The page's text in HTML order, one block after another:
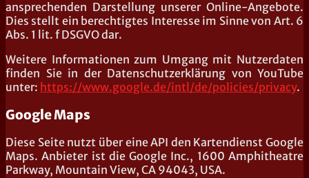
anspre­chen­den Dar­stel­lung unse­rer Online-Ange­bo­te.
Dies stellt ein berech­tig­tes Inter­es­se im Sin­ne von Art. 6
Abs. 1 lit. f DSGVO dar.
Wei­te­re Infor­ma­tio­nen zum Umgang mit Nut­zer­da­ten
fin­den Sie in der Daten­schutz­er­klä­rung von You­Tube
unter: https://www.google.de/intl/de/policies/privacy.
Google Maps
Die­se Sei­te nutzt über eine API den Kar­ten­dienst Goog­le
Maps. Anbie­ter ist die Goog­le Inc., 1600 Amphi­theat­re
Park­way, Moun­tain View, CA 94043, USA.